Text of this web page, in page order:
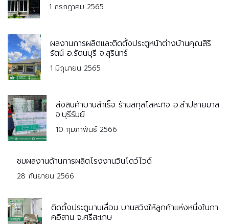
1 กรกฎาคม 2565
ผลงานการผลิตและติดตั้งประตูหน้าต่างบ้านคุณสิริ
รัตน์ อ.รัตนบุรี จ.สุรินทร์
1 มิถุนายน 2565
ส่งสินค้าบานสำเร็จ ร้านสกุลโลหะกิจ อ.ลำปลายมาส
จ.บุรีรัมย์
10 กุมภาพันธ์ 2566
ชมผลงานด้านการผลิตโรงงานวินโดว์ไวด์
28 กันยายน 2566
ติดตั้งประตูบานเลื่อน บานสวิงให้ลูกค้าแห่งหนึ่งในภา
คอิสาน จ.ศรีสะเกษ